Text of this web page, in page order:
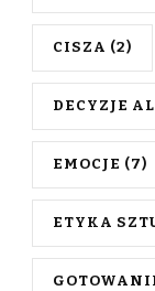
CISZA (2)
DECYZJE
EMOCJE (7)
ETYKA